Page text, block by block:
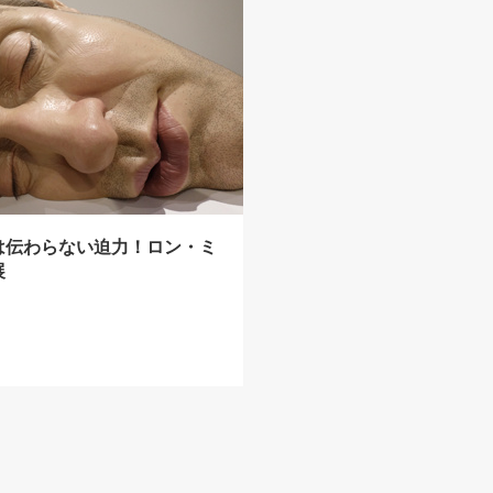
伝わらない迫力！ロン・ミ